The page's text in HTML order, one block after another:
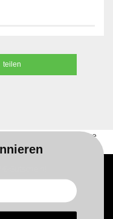
teilen
bitte die
Homepage